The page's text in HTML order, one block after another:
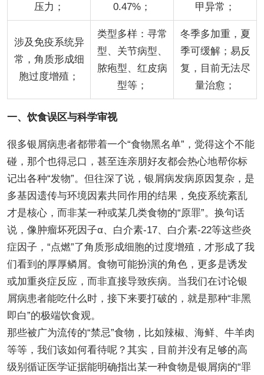
压力；
0.47%；
甲异常；
涉及免疫系统异
常，角质形成细
胞过度增殖；
类型多样：寻常
型、关节病型、
脓疱型、红皮病
型等；
冬季多加重，夏
季可缓解；易反
复，目前无法尽
量治愈；
一、饮食误区与科学审视
很多银屑病患者都带着一个“食物黑名单”，觉得这个不能
碰，那个也得忌口，甚至连亲朋好友都会热心地帮你标
记出各种“发物”。但往深了说，银屑病发病原因复杂，是
多基因遗传与环境因素共同作用的结果，免疫系统紊乱
才是核心，而非某一种或某几类食物的“原罪”。换句话
说，像肿瘤坏死因子α、白介素-17、白介素-22等这些炎
症因子，“点燃”了角质形成细胞的过度增殖，才形成了我
们看到的厚厚鳞屑。食物可能扮演的角色，更多是诱发
或加重炎症反应，而非直接导致疾病。当我们在讨论银
屑病患者能吃什么时，接下来要打破的，就是那种“非黑
即白”的极端饮食观。
那些被广为流传的“禁忌”食物，比如辣椒、海鲜、牛羊肉
等等，我们该如何看待呢？其实，目前并没有足够的高
级别循证医学证据能明确指出某一种食物是银屑病的“罪